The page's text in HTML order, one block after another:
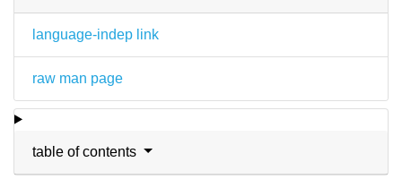
language-indep link
raw man page
table of contents